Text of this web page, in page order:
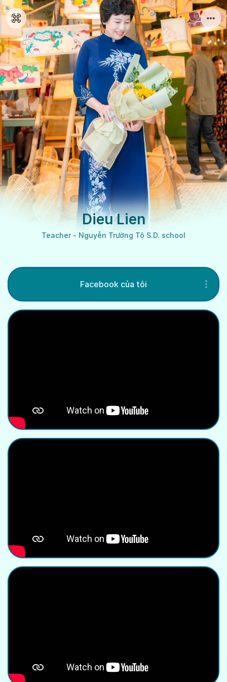
Dieu Lien
Teacher - Nguyễn Trường Tộ S.D. school
Facebook của tôi